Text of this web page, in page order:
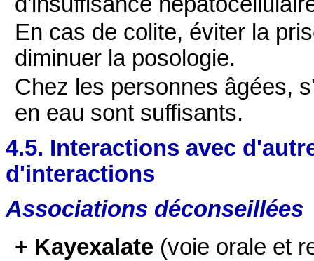
En cas de colite, éviter la
diminuer la posologie.
Chez les personnes âgées,
en eau sont suffisants.
4.5. Interactions avec
d'interactions
Associations déconseillées
+ Kayexalate (voie orale et